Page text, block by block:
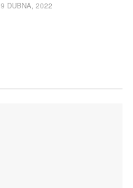
9 DUBNA, 2022